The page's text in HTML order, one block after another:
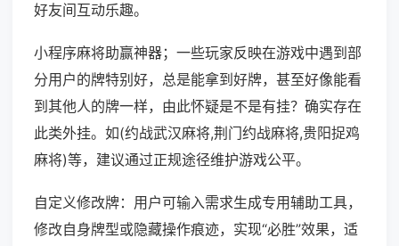
好友间互动乐趣。
小程序麻将助赢神器；一些玩家反映在游戏中遇到部
分用户的牌特别好，总是能拿到好牌，甚至好像能看
到其他人的牌一样，由此怀疑是不是有挂？确实存在
此类外挂。如(约战武汉麻将,荆门约战麻将,贵阳捉鸡
麻将)等，建议通过正规途径维护游戏公平。
自定义修改牌：用户可输入需求生成专用辅助工具，
修改自身牌型或隐藏操作痕迹，实现“必胜”效果，适